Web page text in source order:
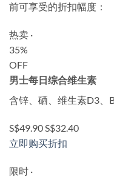
前可享受的折扣幅度：
热卖 ·
35%
OFF
男士每日综合维生素
含锌、硒、维生素D3、
S$49.90 S$32.40
立即购买折扣
限时 ·